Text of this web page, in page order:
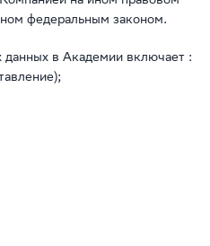
федеральным законом.
данных в Академии включает :